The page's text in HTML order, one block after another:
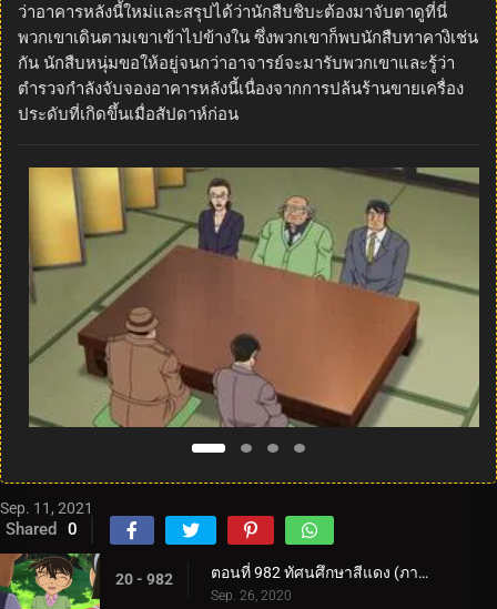
ว่าอาคารหลังนี้ใหม่และสรุปได้ว่านักสืบชิบะต้องมาจับตาดูที่นี่
พวกเขาเดินตามเขาเข้าไปข้างใน ซึ่งพวกเขาก็พบนักสืบทาคางิเช่น
กัน นักสืบหนุ่มขอให้อยู่จนกว่าอาจารย์จะมารับพวกเขาและรู้ว่า
ตำรวจกำลังจับจองอาคารหลังนี้เนื่องจากการปล้นร้านขายเครื่อง
ประดับที่เกิดขึ้นเมื่อสัปดาห์ก่อน
Sep. 11, 2021
Shared 0
20 - 982 ตอนที่ 982 ทัศนศึกษาสีแดง (ภาคสีแดงก่ำ) (ตอนแรก)
Sep. 26, 2020